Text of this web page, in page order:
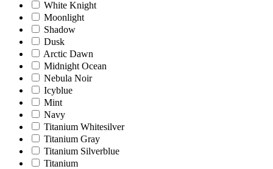
White Knight
Moonlight
Shadow
Dusk
Arctic Dawn
Midnight Ocean
Nebula Noir
Icyblue
Mint
Navy
Titanium Whitesilver
Titanium Gray
Titanium Silverblue
Titanium